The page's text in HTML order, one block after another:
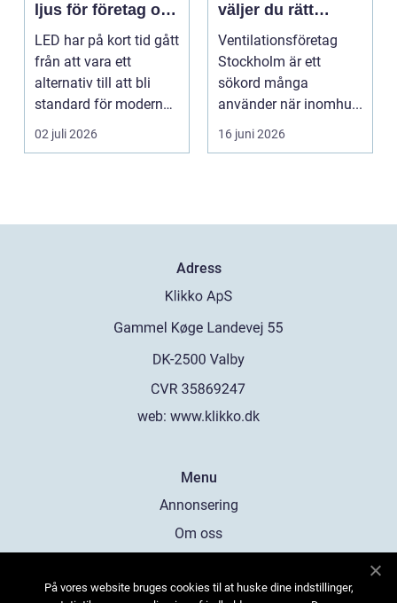
ljus för företag och
fastigheter
LED har på kort tid gått
från att vara ett
alternativ till att bli
standard för modern
belysning. Fö...
02 juli 2026
väljer du rätt
partner för frisk
luft inomhus
Ventilationsföretag
Stockholm är ett
sökord många
använder när inomhu...
16 juni 2026
Adress
web: www.klikko.dk
Menu
Annonsering
Om oss
Kontakta oss
På vores website bruges cookies til at huske dine indstillinger,